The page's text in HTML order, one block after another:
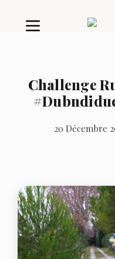
Challenge
20 Décembre